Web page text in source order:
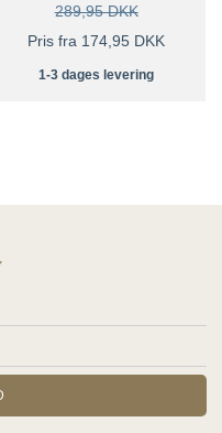
289,95 DKK
Pris fra 174,95 DKK
1-3 dages levering